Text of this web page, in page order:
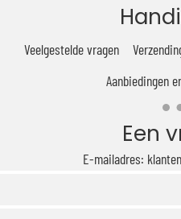
Veelgestelde vragen
Aanbiedingen
Een
E-mailadres: